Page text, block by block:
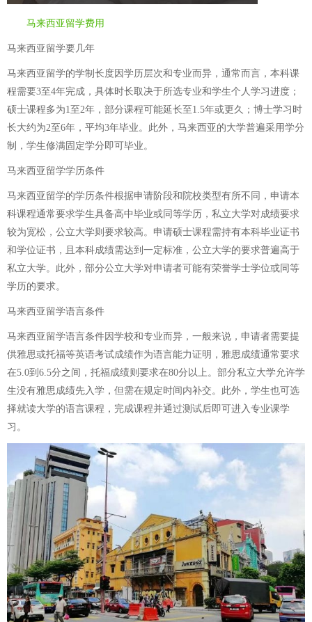
马来西亚留学费用
马来西亚留学要几年
马来西亚留学的学制长度因学历层次和专业而异，通常而言，本科课
程需要3至4年完成，具体时长取决于所选专业和学生个人学习进度；
硕士课程多为1至2年，部分课程可能延长至1.5年或更久；博士学习时
长大约为2至6年，平均3年毕业。此外，马来西亚的大学普遍采用学分
制，学生修满固定学分即可毕业。
马来西亚留学学历条件
马来西亚留学的学历条件根据申请阶段和院校类型有所不同，申请本
科课程通常要求学生具备高中毕业或同等学历，私立大学对成绩要求
较为宽松，公立大学则要求较高。申请硕士课程需持有本科毕业证书
和学位证书，且本科成绩需达到一定标准，公立大学的要求普遍高于
私立大学。此外，部分公立大学对申请者可能有荣誉学士学位或同等
学历的要求。
马来西亚留学语言条件
马来西亚留学语言条件因学校和专业而异，一般来说，申请者需要提
供雅思或托福等英语考试成绩作为语言能力证明，雅思成绩通常要求
在5.0到6.5分之间，托福成绩则要求在80分以上。部分私立大学允许学
生没有雅思成绩先入学，但需在规定时间内补交。此外，学生也可选
择就读大学的语言课程，完成课程并通过测试后即可进入专业课学
习。